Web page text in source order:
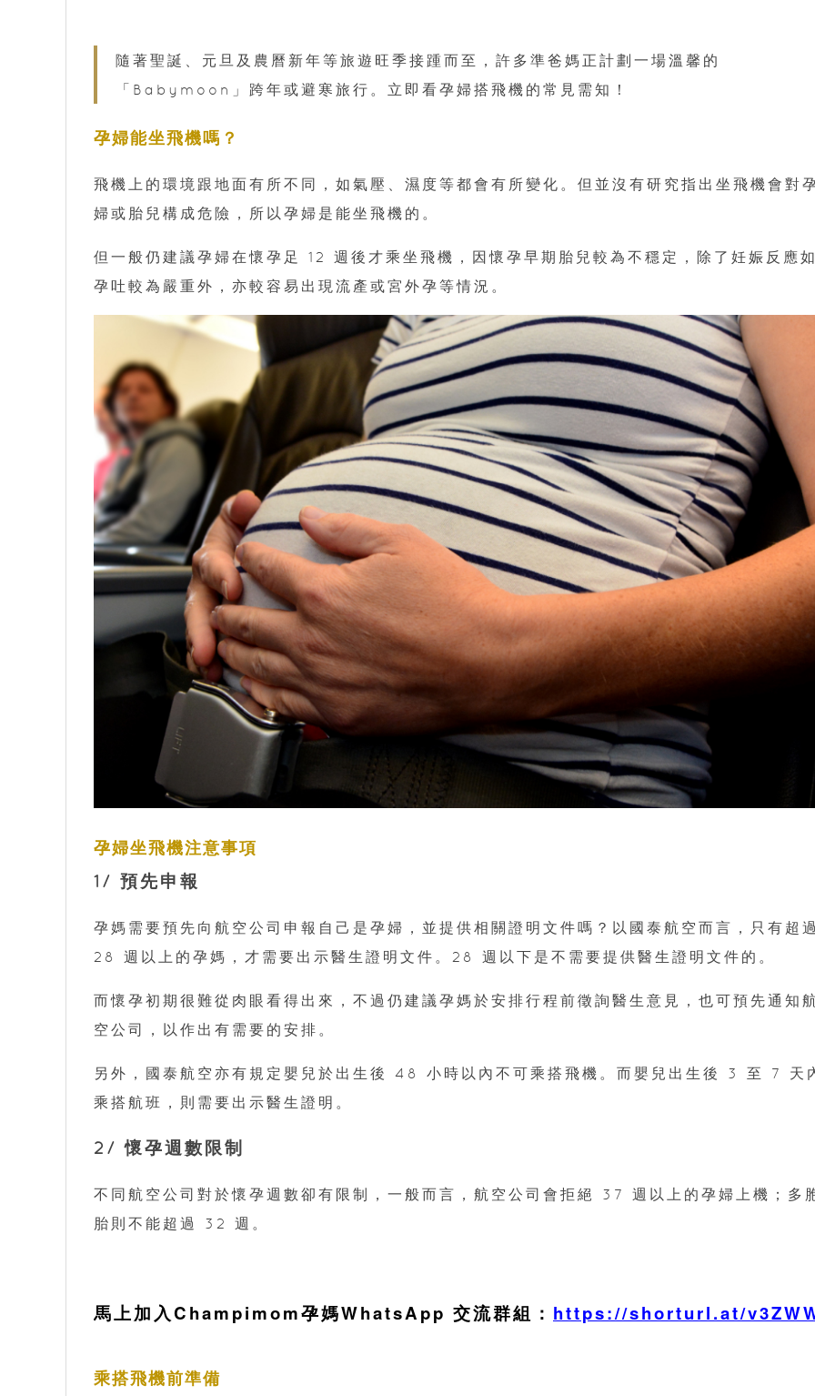
隨著聖誕、元旦及農曆新年等旅遊旺季接踵而至，許多準爸媽正計劃一場溫馨的
「Babymoon」跨年或避寒旅行。立即看孕婦搭飛機的常見需知！
孕婦能坐飛機嗎？
飛機上的環境跟地面有所不同，如氣壓、濕度等都會有所變化。但並沒有研究指出坐飛機會對
婦或胎兒構成危險，所以孕婦是能坐飛機的。
但一般仍建議孕婦在懷孕足 12 週後才乘坐飛機，因懷孕早期胎兒較為不穩定，除了妊娠反應
孕吐較為嚴重外，亦較容易出現流產或宮外孕等情況。
孕婦坐飛機注意事項
1/ 預先申報
孕媽需要預先向航空公司申報自己是孕婦，並提供相關證明文件嗎？以國泰航空而言，只有超
28 週以上的孕媽，才需要出示醫生證明文件。28 週以下是不需要提供醫生證明文件的。
而懷孕初期很難從肉眼看得出來，不過仍建議孕媽於安排行程前徵詢醫生意見，也可預先通知
空公司，以作出有需要的安排。
另外，國泰航空亦有規定嬰兒於出生後 48 小時以內不可乘搭飛機。而嬰兒出生後 3 至 7 天
乘搭航班，則需要出示醫生證明。
2/ 懷孕週數限制
不同航空公司對於懷孕週數卻有限制，一般而言，航空公司會拒絕 37 週以上的孕婦上機；多
胎則不能超過 32 週。
馬上加入Champimom孕媽WhatsApp 交流群組： https://shorturl.at/
乘搭飛機前準備